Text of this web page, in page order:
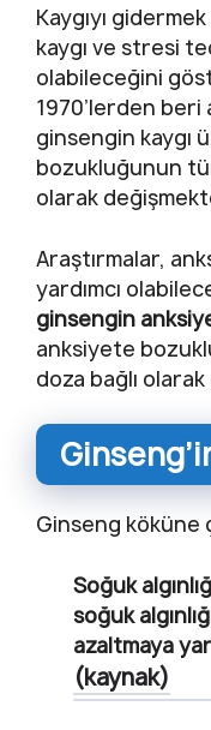
Kaygıyı
kaygı ve stresi
olabileceğini
1970’lerden beri
ginsengin kaygı
bozukluğunun
olarak
Araştırmalar,
yardımcı
ginsengin
anksiyete
doza bağlı
Ginseng
Soğuk
soğuk
azaltmaya
(kaynak)